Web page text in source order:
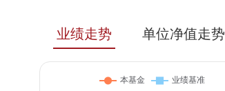
业绩走势 单位净值走势